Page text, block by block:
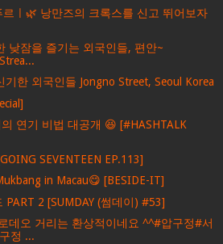
ㅣ🌿 낭만즈의 크록스를 신고 뛰어보자
낮잠을 즐기는 외국인들, 편안~
기한 외국인들 Jongno Street, Seoul Korea
연기 비법 대공개 😆 [#HASHTALK
SEVENTEEN EP.113]
in Macau😋 [BESIDE-IT]
PART 2 [SUMDAY (썸데이) #53]
데오 거리는 환상적이네요 ^^#압구정#서
정 ...